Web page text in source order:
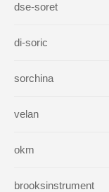
dse-soret
di-soric
sorchina
velan
okm
brooksinstrument